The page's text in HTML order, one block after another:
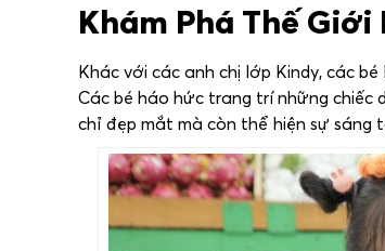
Khám Phá Thế
Khác với các anh chị lớp Kindy, các
Các bé háo hức trang trí những chiếc
chỉ đẹp mắt mà còn thể hiện sự sáng